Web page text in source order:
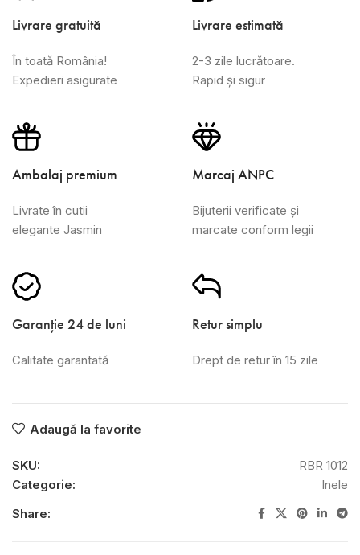
Livrare gratuită
În toată România!
Expedieri asigurate
Livrare estimată
2-3 zile lucrătoare.
Rapid și sigur
Ambalaj premium
Livrate în cutii
elegante Jasmin
Marcaj ANPC
Bijuterii verificate și
marcate conform legii
Garanție 24 de luni
Calitate garantată
Retur simplu
Drept de retur în 15 zile
Adaugă la favorite
SKU:
RBR 1012
Categorie:
Inele
Share: